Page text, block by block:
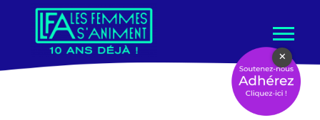
contenu
×